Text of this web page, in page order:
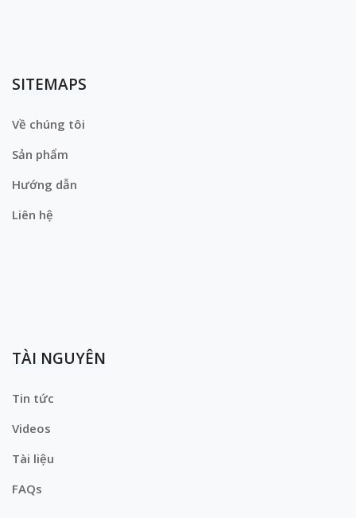
SITEMAPS
Về chúng tôi
Sản phẩm
Hướng dẫn
Liên hệ
TÀI NGUYÊN
Tin tức
Videos
Tài liệu
FAQs